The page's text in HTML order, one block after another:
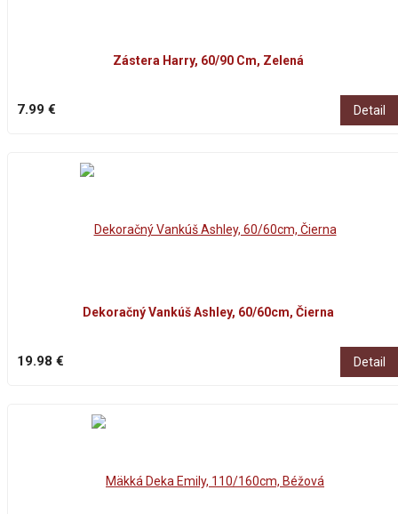
Zástera Harry, 60/90 Cm, Zelená
7.99 € Detail
Dekoračný Vankúš Ashley, 60/60cm, Čierna
19.98 € Detail